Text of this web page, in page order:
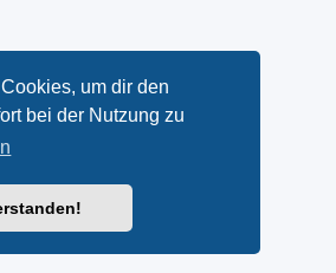
um dir den
bei der Nutzung zu